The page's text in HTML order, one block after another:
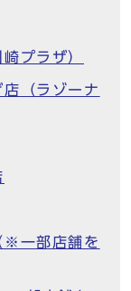
プラザ）
（ラゾーナ
※一部店舗を